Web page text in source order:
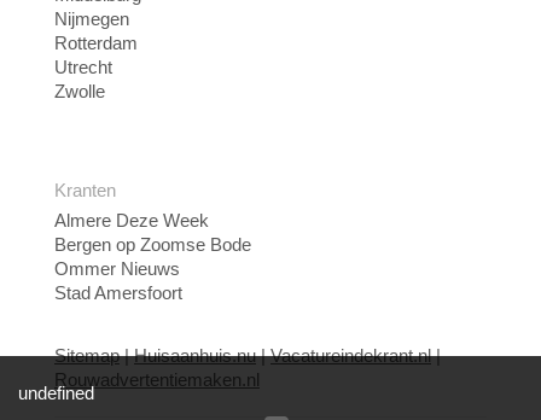
Nijmegen
Rotterdam
Utrecht
Zwolle
Kranten
Almere Deze Week
Bergen op Zoomse Bode
Ommer Nieuws
Stad Amersfoort
Sitemap|Huisaanhuis.nu|Vacatureindekrant.nl|
Rouwadvertentiemaken.nl
undefined